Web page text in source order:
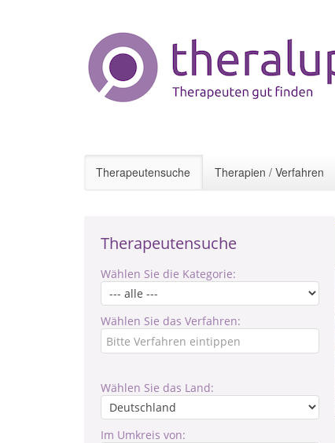
Therapeutensuche Therapien / Verfahren
Therapeutensuche
Wählen Sie die Kategorie:
Wählen Sie das Verfahren:
Wählen Sie das Land:
Im Umkreis von: